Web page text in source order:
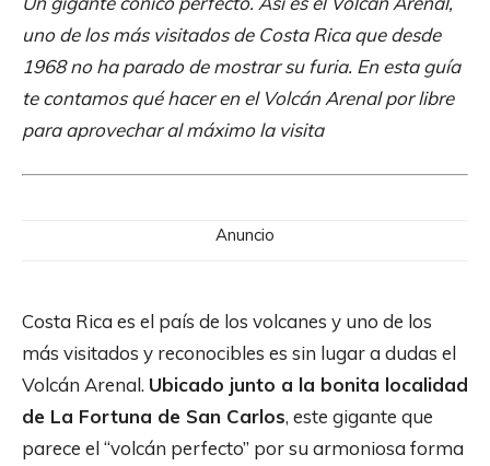
uno de los más visitados de Costa Rica que desde
1968 no ha parado de mostrar su furia. En esta guía
te contamos qué hacer en el Volcán Arenal por libre
para aprovechar al máximo la visita
Anuncio
Costa Rica es el país de los volcanes y uno de los
más visitados y reconocibles es sin lugar a dudas el
Volcán Arenal. Ubicado junto a la bonita localidad
de La Fortuna de San Carlos, este gigante que
parece el “volcán perfecto” por su armoniosa forma